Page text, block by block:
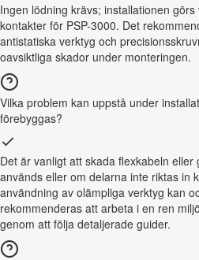
Ingen lödning krävs; installationen
kontakter för PSP-3000. Det
antistatiska verktyg och
oavsiktliga skador under monteringen.
Vilka problem kan uppstå under
förebyggas?
Det är vanligt att skada flexkabeln
används eller om delarna inte riktas in
användning av olämpliga verktyg kan
rekommenderas att arbeta i en ren
genom att följa detaljerade guider.